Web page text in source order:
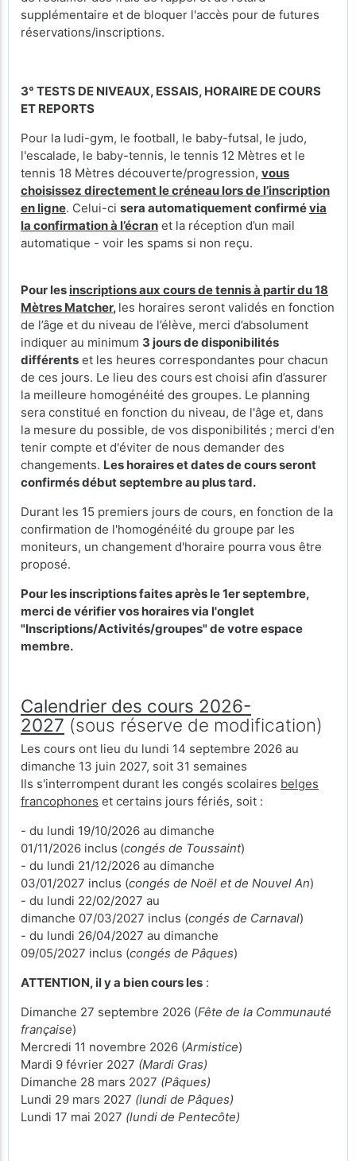
supplémentaire et de bloquer l'accès pour de futures
réservations/inscriptions.
3° TESTS DE NIVEAUX, ESSAIS, HORAIRE DE COURS
ET REPORTS
Pour la ludi-gym, le football, le baby-futsal, le judo,
l'escalade, le baby-tennis, le tennis 12 Mètres et le
tennis 18 Mètres découverte/progression, vous
choisissez directement le créneau lors de l’inscription
en ligne. Celui-ci sera automatiquement confirmévia
la confirmation à l’écran et la réception d’un mail
automatique - voir les spams si non reçu.
Pour les inscriptions aux cours de tennis à partir du 18
Mètres Matcher, les horaires seront validés en fonction
de l’âge et du niveau de l’élève, merci d’absolument
indiquer au minimum 3 jours de disponibilités
différents et les heures correspondantes pour chacun
de ces jours. Le lieu des cours est choisi afin d’assurer
la meilleure homogénéité des groupes. Le planning
sera constitué en fonction du niveau, de l'âge et, dans
la mesure du possible, de vos disponibilités ; merci d'en
tenir compte et d'éviter de nous demander des
changements. Les horaires et dates de cours seront
confirmés début septembre au plus tard.
Durant les 15 premiers jours de cours, en fonction de la
confirmation de l'homogénéité du groupe par les
moniteurs, un changement d'horaire pourra vous être
proposé.
Pour les inscriptions faites après le 1er septembre,
merci de vérifier vos horaires via l'onglet
"Inscriptions/Activités/groupes" de votre espace
membre.
Calendrier des cours 2026-
2027 (sous réserve de modification)
Les cours ont lieu du lundi 14 septembre 2026 au
dimanche 13 juin 2027, soit 31 semaines
Ils s'interrompent durant les congés scolaires belges
francophones et certains jours fériés, soit :
- du lundi 19/10/2026 au dimanche
01/11/2026 inclus (congés de Toussaint)
- du lundi 21/12/2026 au dimanche
03/01/2027 inclus (congés de Noël et de Nouvel An)
- du lundi 22/02/2027 au
dimanche 07/03/2027 inclus (congés de Carnaval)
- du lundi 26/04/2027 au dimanche
09/05/2027 inclus (congés de Pâques)
ATTENTION, il y a bien cours les :
Dimanche 27 septembre 2026 (Fête de la Communauté
française)
Mercredi 11 novembre 2026 (Armistice)
Mardi 9 février 2027 (Mardi Gras)
Dimanche 28 mars 2027 (Pâques)
Lundi 29 mars 2027 (lundi de Pâques)
Lundi 17 mai 2027 (lundi de Pentecôte)